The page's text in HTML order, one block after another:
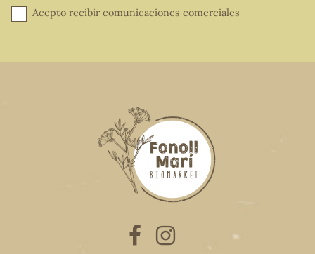
Acepto recibir comunicaciones comerciales